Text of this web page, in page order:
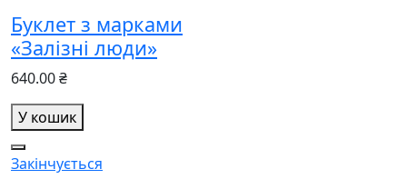
Буклет з марками
«Залізні люди»
640.00 ₴
У кошик
Закінчується